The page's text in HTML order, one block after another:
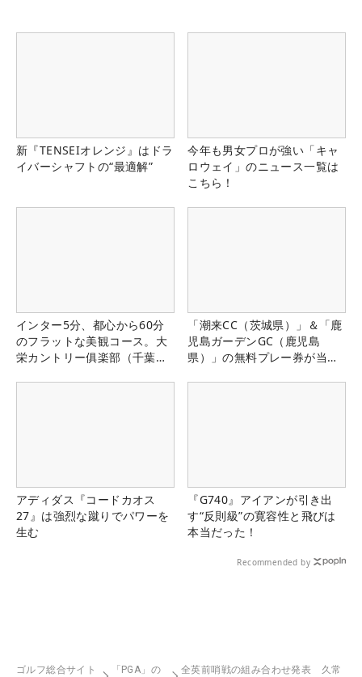
新『TENSEIオレンジ』はドラ
イバーシャフトの“最適解”
今年も男女プロが強い「キャ
ロウェイ」のニュース一覧は
こちら！
インター5分、都心から60分
のフラットな美観コース。大
栄カントリー俱楽部（千葉
「潮来CC（茨城県）」＆「鹿
児島ガーデンGC（鹿児島
県）」の無料プレー券が当た
アディダス『コードカオス
27』は強烈な蹴りでパワーを
生む
『G740』アイアンが引き出
す“反則級”の寛容性と飛びは
本当だった！
Recommended by
ゴルフ総合サイト
「PGA」の
全英前哨戦の組み合わせ発表 久常